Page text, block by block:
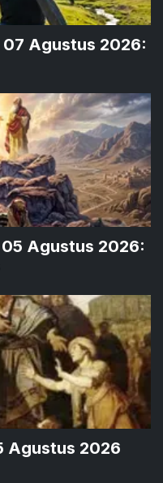
Agustus 2026:
Agustus 2026:
Agustus 2026